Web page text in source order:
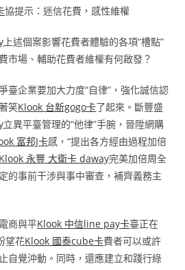
協提示：迷信花費，感性維權
上述個案影響花費者體驗的各項“槽點”
市場、輔助花費者維權有何啟發？
臺企業要加大力度“自律”，強化誠信認
笑Klook 台新gogo卡了起來。斷豐盛
立異平臺管理的“他律”手腕，晉陞網購
富邦J卡感，“提出各方經由過程加倍
Klook 永豐 大衛卡 daway完美加倍周全
的事前干涉與事中審查，補齊義務主
商與平Klook 中信line pay卡臺正在
望花Klook 國泰cube卡費者可以或許
自覺沖動。同時，還應建立和踐行綠